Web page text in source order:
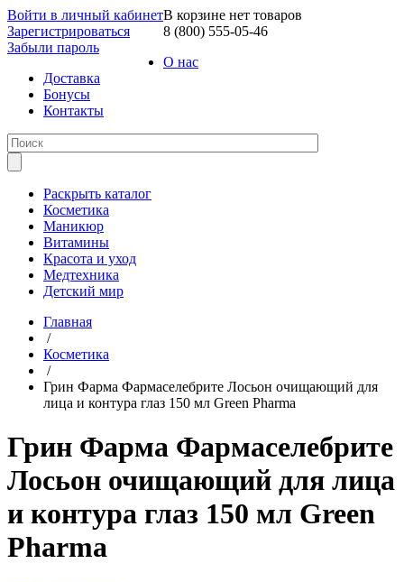
Войти в личный кабинет
Зарегистрироваться
Забыли пароль
В корзине нет товаров
8 (800) 555-05-46
О нас
Доставка
Бонусы
Контакты
Раскрыть каталог
Косметика
Маникюр
Витамины
Красота и уход
Медтехника
Детский мир
Главная
/
Косметика
/
Грин Фарма Фармаселебрите Лосьон очищающий для
лица и контура глаз 150 мл Green Pharma
Грин Фарма Фармаселебрите
Лосьон очищающий для лица
и контура глаз 150 мл Green
Pharma